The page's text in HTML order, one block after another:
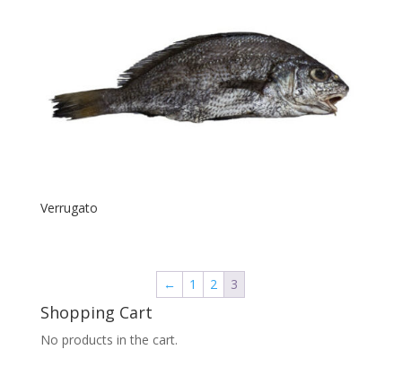
Verrugato
← 1 2 3
Shopping Cart
No products in the cart.